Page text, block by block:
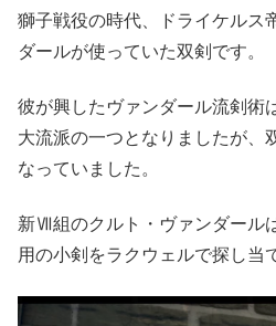
獅子戦役の時代、ドライケルス
ダールが使っていた双剣です。
彼が興したヴァンダール流剣術
大流派の一つとなりましたが、
なっていました。
新Ⅶ組のクルト・ヴァンダール
用の小剣をラクウェルで探し当